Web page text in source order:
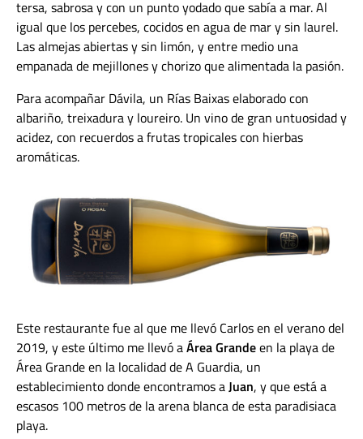
tersa, sabrosa y con un punto yodado que sabía a mar. Al
igual que los percebes, cocidos en agua de mar y sin laurel.
Las almejas abiertas y sin limón, y entre medio una
empanada de mejillones y chorizo que alimentada la pasión.
Para acompañar Dávila, un Rías Baixas elaborado con
albariño, treixadura y loureiro. Un vino de gran untuosidad y
acidez, con recuerdos a frutas tropicales con hierbas
aromáticas.
Este restaurante fue al que me llevó Carlos en el verano del
2019, y este último me llevó aÁrea Grandeen la playa de
Área Grande en la localidad de A Guardia, un
establecimiento donde encontramos aJuan, y que está a
escasos 100 metros de la arena blanca de esta paradisiaca
playa.